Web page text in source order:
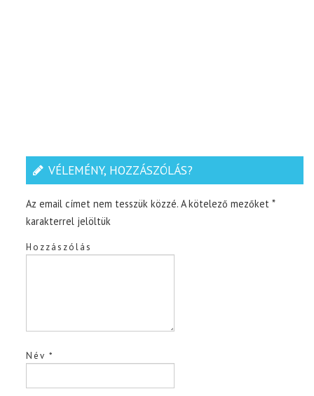
VÉLEMÉNY, HOZZÁSZÓLÁS?
Az email címet nem tesszük közzé. A kötelező mezőket*
karakterrel jelöltük
Hozzászólás
Név*